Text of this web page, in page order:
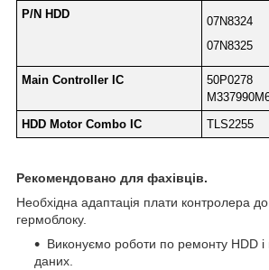
P/N HDD
07N8324
07N8325
Main Controller IC
50P0278
HDD Motor Combo IC
TLS2255
Рекомендовано для фахівців.
Необхідна адаптація плати контролера
гермоблоку.
Виконуємо роботи по ремонту HDD і
даних.